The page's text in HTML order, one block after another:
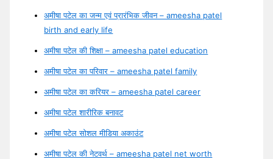
अमीषा पटेल का जन्म एवं प्रारंभिक जीवन – ameesha patel
birth and early life
अमीषा पटेल की शिक्षा – ameesha patel education
अमीषा पटेल का परिवार – ameesha patel family
अमीषा पटेल का करियर – ameesha patel career
अमीषा पटेल शारीरिक बनावट
अमीषा पटेल सोशल मीडिया अकाउंट
अमीषा पटेल की नेटवर्थ – ameesha patel net worth